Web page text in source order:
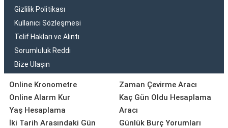
Gizlilik Politikası
Kullanıcı Sözleşmesi
Telif Hakları ve Alıntı
Sorumluluk Reddi
Bize Ulaşın
Online Kronometre
Online Alarm Kur
Yaş Hesaplama
İki Tarih Arasındaki Gün
Zaman Çevirme Aracı
Kaç Gün Oldu Hesaplama
Aracı
Günlük Burç Yorumları